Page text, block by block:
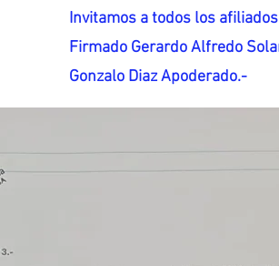
Invitamos a todos los
Firmado Gerardo Alfredo
Gonzalo Diaz Apoderado.-